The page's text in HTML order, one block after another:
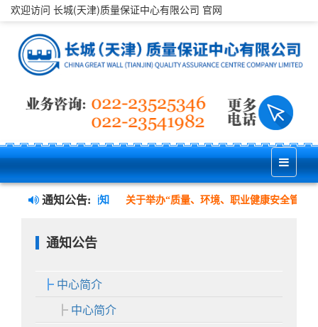
欢迎访问 长城(天津)质量保证中心有限公司 官网
通知公告:
注册地址变更的通知 关于举办“质量、环境、职业健康安全管理三
通知公告
中心简介
中心简介